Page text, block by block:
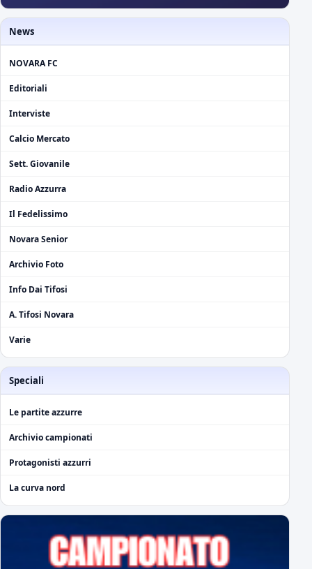
News
NOVARA FC
Editoriali
Interviste
Calcio Mercato
Sett. Giovanile
Radio Azzurra
Il Fedelissimo
Novara Senior
Archivio Foto
Info Dai Tifosi
A. Tifosi Novara
Varie
Speciali
Le partite azzurre
Archivio campionati
Protagonisti azzurri
La curva nord